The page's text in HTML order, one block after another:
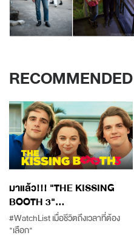
RECOMMENDED
มาแล้ว!!! "THE KISSING
BOOTH 3"...
#WatchList เมื่อชีวิตถึงเวลาที่ต้อง
"เลือก"